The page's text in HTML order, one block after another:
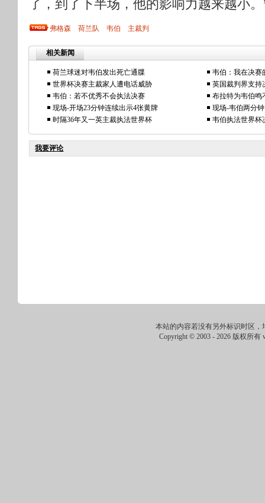
了，到了下半场，他的影响力越来越小。
弗格森 荷兰队 韦伯 主裁判
相关新闻
荷兰球迷对韦伯发出死亡通牒
韦伯：我在决赛
世界杯决赛主裁家人遭电话威胁
英国裁判界支持
韦伯：若不优秀不会执法决赛
布拉特为韦伯鸣
现场-开场23分钟连续出示4张黄牌
现场-韦伯两分
时隔36年又一英主裁执法世界杯
韦伯执法世界杯
我要评论
本站的内容若没有另外标识时区，
Copyright © 2003 -2026 版权所有